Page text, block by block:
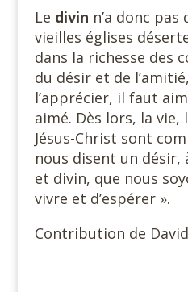
Le divin n’a donc pas
vieilles églises
dans la richesse des
du désir et de
l’apprécier, il faut
aimé. Dès lors, la vie,
Jésus-Christ sont
nous disent un
et divin, que nous
vivre et d’espérer ».
Contribution de